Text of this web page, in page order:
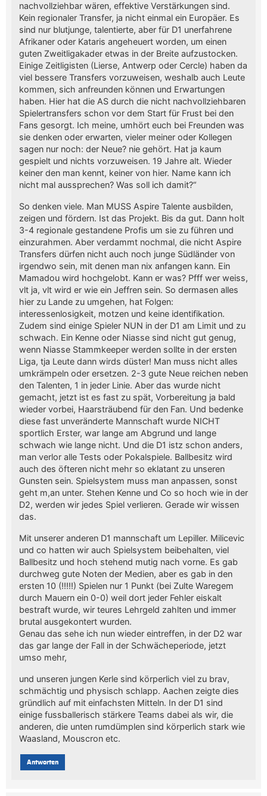
nachvollziehbar wären, effektive Verstärkungen sind.
Kein regionaler Transfer, ja nicht einmal ein Europäer. Es
sind nur blutjunge, talentierte, aber für D1 unerfahrene
Afrikaner oder Kataris angeheuert worden, um einen
guten Zweitligakader etwas in der Breite aufzustocken.
Einige Zeitligisten (Lierse, Antwerp oder Cercle) haben da
viel bessere Transfers vorzuweisen, weshalb auch Leute
kommen, sich anfreunden können und Erwartungen
haben. Hier hat die AS durch die nicht nachvollziehbaren
Spielertransfers schon vor dem Start für Frust bei den
Fans gesorgt. Ich meine, umhört euch bei Freunden was
sie denken oder erwarten, vieler meiner oder Kollegen
sagen nur noch: der Neue? nie gehört. Hat ja kaum
gespielt und nichts vorzuweisen. 19 Jahre alt. Wieder
keiner den man kennt, keiner von hier. Name kann ich
nicht mal aussprechen? Was soll ich damit?“
So denken viele. Man MUSS Aspire Talente ausbilden,
zeigen und fördern. Ist das Projekt. Bis da gut. Dann holt
3-4 regionale gestandene Profis um sie zu führen und
einzurahmen. Aber verdammt nochmal, die nicht Aspire
Transfers dürfen nicht auch noch junge Südländer von
irgendwo sein, mit denen man nix anfangen kann. Ein
Mamadou wird hochgelobt. Kann er was? Pfff wer weiss,
vlt ja, vlt wird er wie ein Jeffren sein. So dermasen alles
hier zu Lande zu umgehen, hat Folgen:
interessenlosigkeit, motzen und keine identifikation.
Zudem sind einige Spieler NUN in der D1 am Limit und zu
schwach. Ein Kenne oder Niasse sind nicht gut genug,
wenn Niasse Stammkeeper werden sollte in der ersten
Liga, tja Leute dann wirds düster! Man muss nicht alles
umkrämpeln oder ersetzen. 2-3 gute Neue reichen neben
den Talenten, 1 in jeder Linie. Aber das wurde nicht
gemacht, jetzt ist es fast zu spät, Vorbereitung ja bald
wieder vorbei, Haarsträubend für den Fan. Und bedenke
diese fast unveränderte Mannschaft wurde NICHT
sportlich Erster, war lange am Abgrund und lange
schwach wie lange nicht. Und die D1 istz schon anders,
man verlor alle Tests oder Pokalspiele. Ballbesitz wird
auch des öfteren nicht mehr so eklatant zu unseren
Gunsten sein. Spielsystem muss man anpassen, sonst
geht m,an unter. Stehen Kenne und Co so hoch wie in der
D2, werden wir jedes Spiel verlieren. Gerade wir wissen
das.
Mit unserer anderen D1 mannschaft um Lepiller. Milicevic
und co hatten wir auch Spielsystem beibehalten, viel
Ballbesitz und hoch stehend mutig nach vorne. Es gab
durchweg gute Noten der Medien, aber es gab in den
ersten 10 (!!!!!) Spielen nur 1 Punkt (bei Zulte Waregem
durch Mauern ein 0-0) weil dort jeder Fehler eiskalt
bestraft wurde, wir teures Lehrgeld zahlten und immer
brutal ausgekontert wurden.
Genau das sehe ich nun wieder eintreffen, in der D2 war
das gar lange der Fall in der Schwächeperiode, jetzt
umso mehr,
und unseren jungen Kerle sind körperlich viel zu brav,
schmächtig und physisch schlapp. Aachen zeigte dies
gründlich auf mit einfachsten Mitteln. In der D1 sind
einige fussballerisch stärkere Teams dabei als wir, die
anderen, die unten rumdümplen sind körperlich stark wie
Waasland, Mouscron etc.
Antworten